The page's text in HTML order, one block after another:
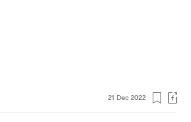
21 Dec 2022